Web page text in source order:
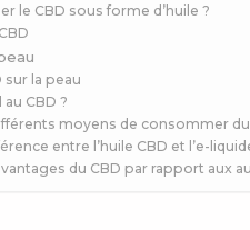
le CBD sous forme d’huile ?
sur la peau
CBD ?
moyens de consommer du
entre l’huile CBD et l’e-
du CBD par rapport aux